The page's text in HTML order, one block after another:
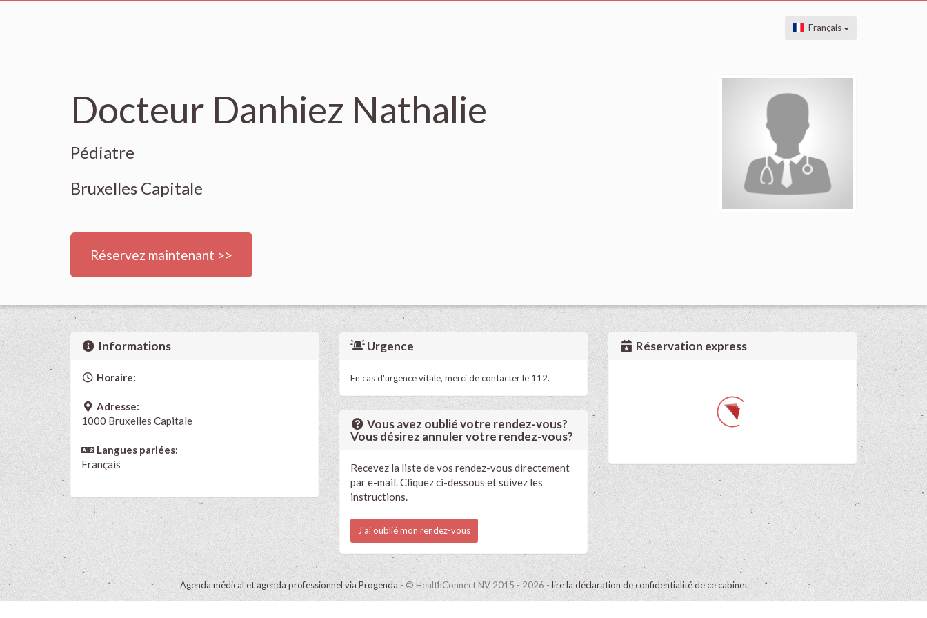
Français
Docteur Danhiez Nathalie
Pédiatre
Bruxelles Capitale
Réservez maintenant >>
Informations
Horaire:
Adresse:
1000 Bruxelles Capitale
Langues parlées:
Français
Urgence
En cas d'urgence vitale, merci de contacter le 112.
Vous avez oublié votre rendez-vous?
Vous désirez annuler votre rendez-vous?
Recevez la liste de vos rendez-vous directement
par e-mail. Cliquez ci-dessous et suivez les
instructions.
J'ai oublié mon rendez-vous
Réservation express
Agenda médical et agenda professionnel via Progenda - © HealthConnect NV 2015 - 2026 -lire la déclaration de confidentialité de ce cabinet